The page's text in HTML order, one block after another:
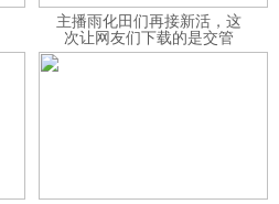
主播雨化田们再接新活，这
次让网友们下载的是交管
12123APP